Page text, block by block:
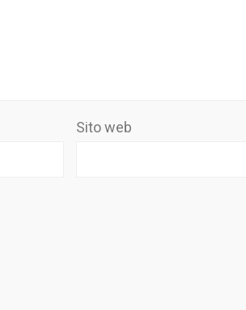
Sito web